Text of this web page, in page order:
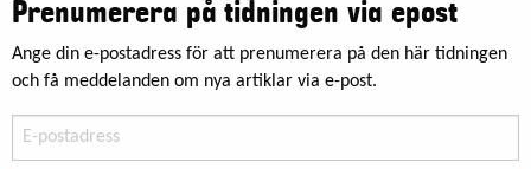
Prenumerera på tidningen via epost
Ange din e-postadress för att prenumerera på den här tidningen
och få meddelanden om nya artiklar via e-post.
postadress